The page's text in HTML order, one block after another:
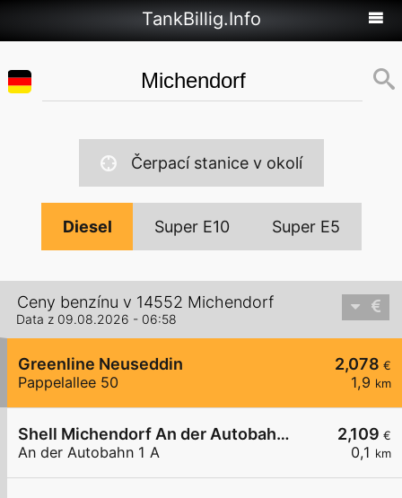
TankBillig.Info
Čerpací stanice v okolí
Diesel Super E10 Super E5
Ceny benzínu v 14552 Michendorf
Data z 09.08.2026 - 06:58
2,078 €
1,9 km
Greenline Neuseddin
Pappelallee 50
2,109 €
0,1 km
Shell Michendorf An der Autobahn 1 A
An der Autobahn 1 A